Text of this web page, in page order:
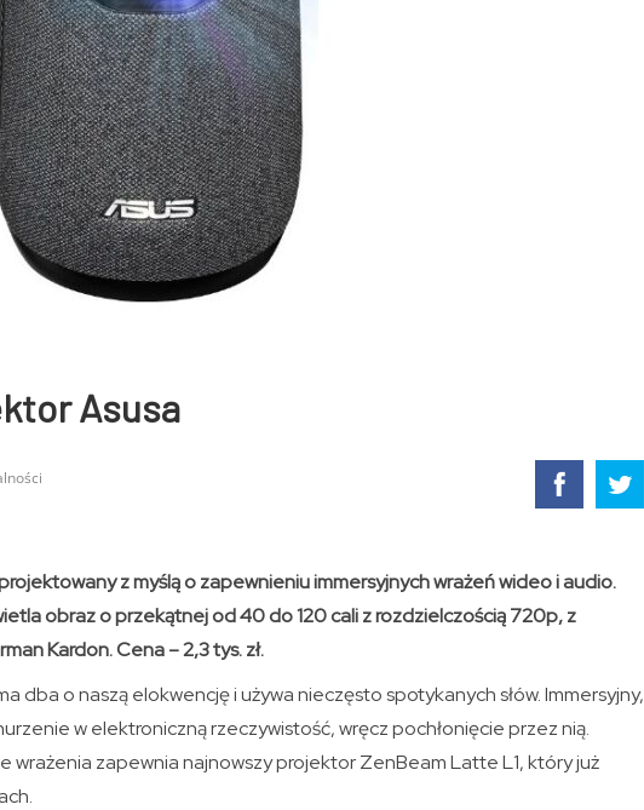
Asusa
z myślą o zapewnieniu immersyjnych wrażeń wideo i audio.
obraz o przekątnej od 40 do 120 cali z rozdzielczością 720p, z
Kardon. Cena – 2,3 tys. zł.
dba o naszą elokwencję i używa nieczęsto spotykanych słów. Immersyjny,
w elektroniczną rzeczywistość, wręcz pochłonięcie przez nią.
wrażenia zapewnia najnowszy projektor ZenBeam Latte L1, który już